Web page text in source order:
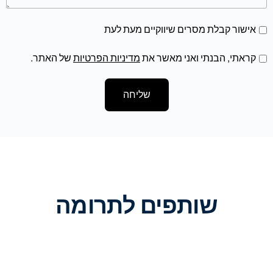
אישור קבלת מסרים שיווקיים מעת לעת
קראתי, הבנתי ואני מאשר את מדיניות הפרטיות של האתר.
שליחה
שותפים לתרומה